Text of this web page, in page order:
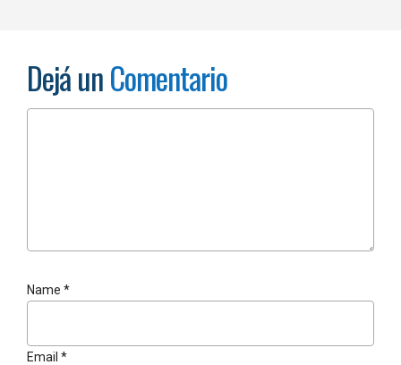
Dejá unComentario
Name *
Email *